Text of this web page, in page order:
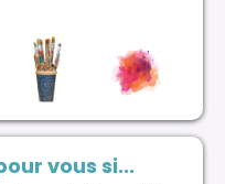
vous si...